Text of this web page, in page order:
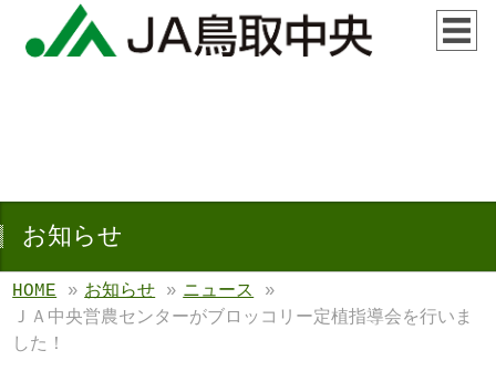
お知らせ
HOME » お知らせ » ニュース
»
ＪＡ中央営農センターがブロッコリー定植指導会を行いま
した！